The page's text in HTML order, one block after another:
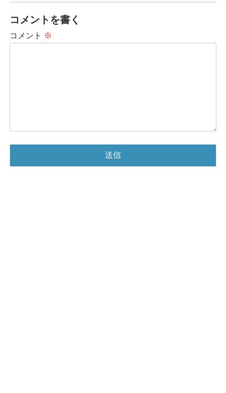
コメントを書く
コメント ※